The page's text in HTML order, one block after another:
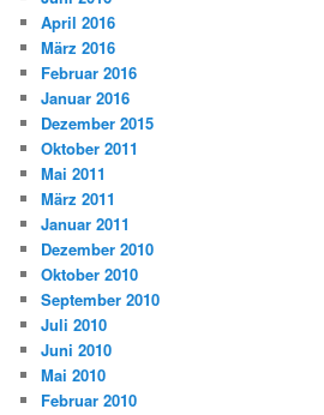
April 2016
März 2016
Februar 2016
Januar 2016
Dezember 2015
Oktober 2011
Mai 2011
März 2011
Januar 2011
Dezember 2010
Oktober 2010
September 2010
Juli 2010
Juni 2010
Mai 2010
Februar 2010